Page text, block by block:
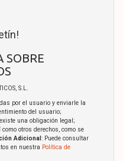
SOBRE
S.L.
por el usuario y enviarle la
del usuario;
una obligación legal;
otros derechos, como se
Adicional : Puede consultar
en nuestra Política de